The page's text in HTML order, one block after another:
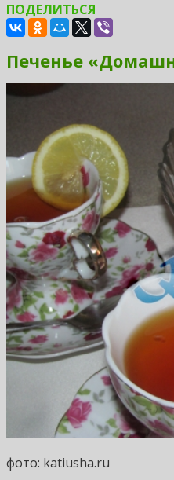
ПОДЕЛИТЬСЯ
Печенье
фото: katiusha.ru